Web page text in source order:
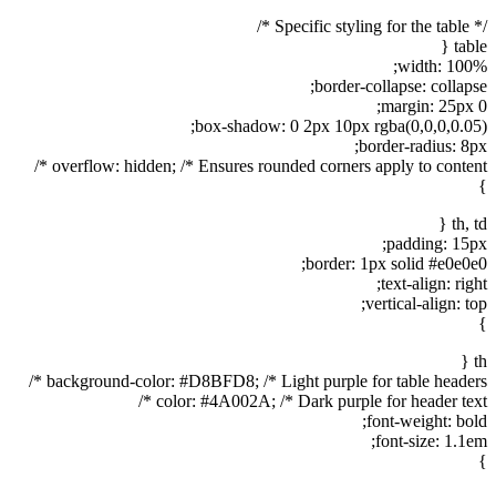
/* Specific styling for the table */
table {
width: 100%;
border-collapse: collapse;
margin: 25px 0;
box-shadow: 0 2px 10px rgba(0,0,0,0.05);
border-radius: 8px;
overflow: hidden; /* Ensures rounded corners apply to content */
}
th, td {
padding: 15px;
border: 1px solid #e0e0e0;
text-align: right;
vertical-align: top;
}
th {
background-color: #D8BFD8; /* Light purple for table headers */
color: #4A002A; /* Dark purple for header text */
font-weight: bold;
font-size: 1.1em;
}